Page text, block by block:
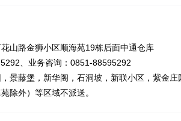
山路金狮小区顺海苑19栋后面中通仓库
、业务咨询：0851-88595292
景藤堡，新华阁，石洞坡，新联小区，紫金庄
除外）等区域不派送。